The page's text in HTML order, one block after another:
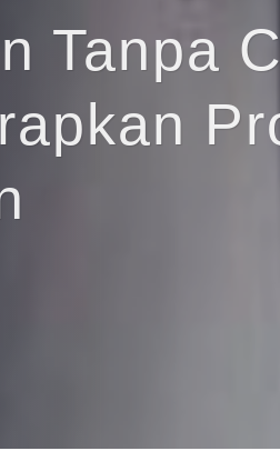
Tanpa